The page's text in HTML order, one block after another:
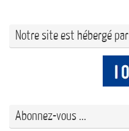
Notre site est hébergé par
Abonnez-vous ...